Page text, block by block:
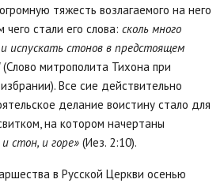
тяжесть возлагаемого на него
чего стали его слова: сколь много
испускать стонов в предстоящем
(Слово митрополита Тихона при
Все сие действительно
делание воистину стало для
на котором начертаны
и стон, и горе» (Иез. 2:10).
в Русской Церкви осенью